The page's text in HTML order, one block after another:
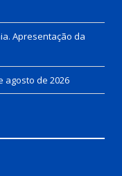
Apresentação da
agosto de 2026